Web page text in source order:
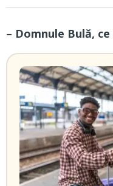
– Domnule Bulă,